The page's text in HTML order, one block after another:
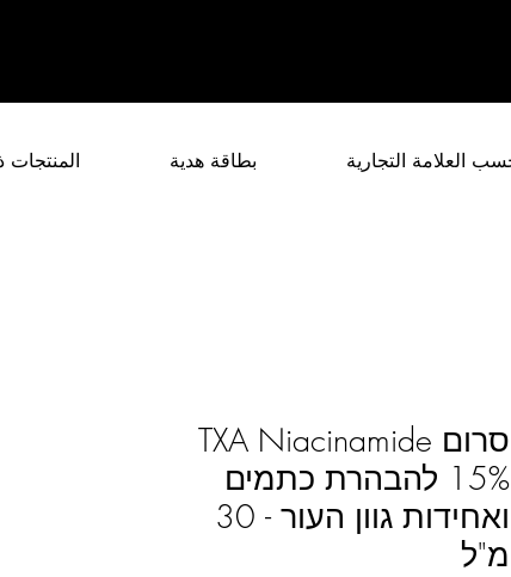
العلامة التجارية بطاقة هدية المنتجات
סרום TXA Niacinamide
15% להבהרת כתמים
ואחידות גוון העור - 30
מ"ל